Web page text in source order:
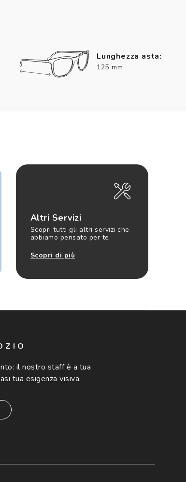
Lunghezza asta:
125 mm
Altri Servizi
Scopri tutti gli altri servizi che
abbiamo pensato per te.
Scopri di più
il nostro staff è a tua
tua esigenza visiva.